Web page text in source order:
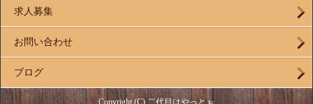
求人募集
お問い合わせ
ブログ
Copyright (C) 二代目はやっとぉ